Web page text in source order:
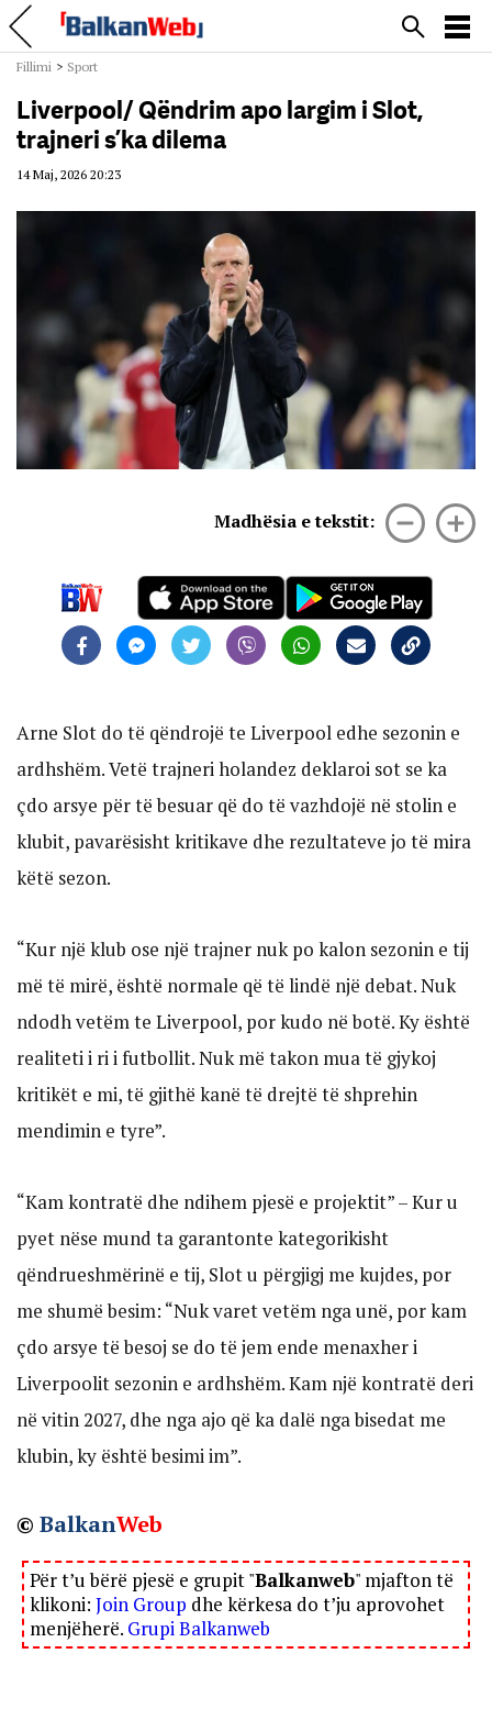
Fillimi > Sport
Liverpool/ Qëndrim apo largim i Slot,
trajneri s’ka dilema
14 Maj, 2026 20:23
Madhësia e tekstit:
Arne Slot do të qëndrojë te Liverpool edhe sezonin e
ardhshëm. Vetë trajneri holandez deklaroi sot se ka
çdo arsye për të besuar që do të vazhdojë në stolin e
klubit, pavarësisht kritikave dhe rezultateve jo të mira
këtë sezon.
“Kur një klub ose një trajner nuk po kalon sezonin e tij
më të mirë, është normale që të lindë një debat. Nuk
ndodh vetëm te Liverpool, por kudo në botë. Ky është
realiteti i ri i futbollit. Nuk më takon mua të gjykoj
kritikët e mi, të gjithë kanë të drejtë të shprehin
mendimin e tyre”.
“Kam kontratë dhe ndihem pjesë e projektit” – Kur u
pyet nëse mund ta garantonte kategorikisht
qëndrueshmërinë e tij, Slot u përgjigj me kujdes, por
me shumë besim: “Nuk varet vetëm nga unë, por kam
çdo arsye të besoj se do të jem ende menaxher i
Liverpoolit sezonin e ardhshëm. Kam një kontratë deri
në vitin 2027, dhe nga ajo që ka dalë nga bisedat me
klubin, ky është besimi im”.
© BalkanWeb
Për t’u bërë pjesë e grupit "Balkanweb" mjafton të
klikoni: Join Group dhe kërkesa do t’ju aprovohet
menjëherë. Grupi Balkanweb